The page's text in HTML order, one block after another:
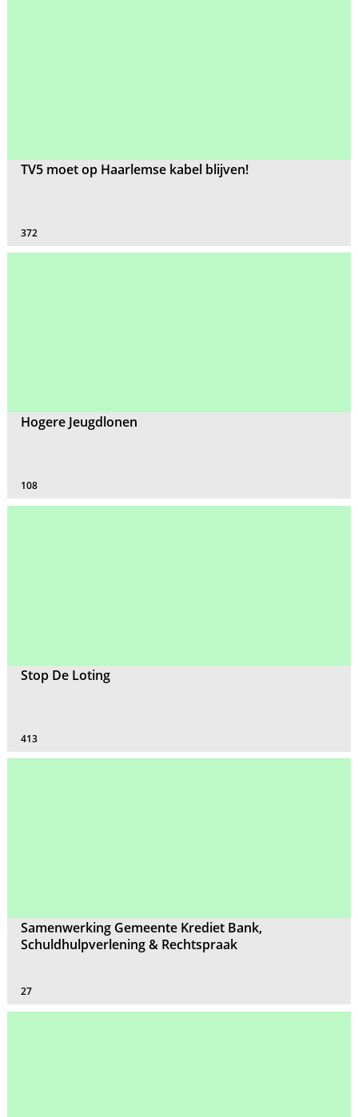
TV5 moet op Haarlemse kabel blijven!
372
Hogere Jeugdlonen
108
Stop De Loting
413
Samenwerking Gemeente Krediet Bank,
Schuldhulpverlening & Rechtspraak
27